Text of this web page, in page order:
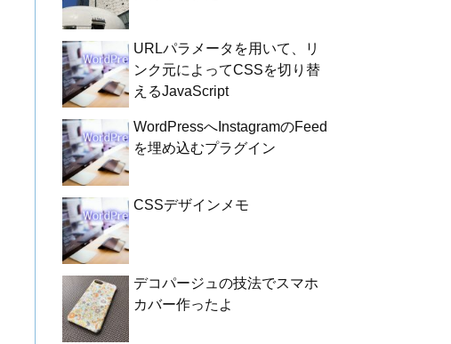
URLパラメータを用いて、リ
ンク元によってCSSを切り替
えるJavaScript
WordPressへInstagramのFeed
を埋め込むプラグイン
CSSデザインメモ
デコパージュの技法でスマホ
カバー作ったよ